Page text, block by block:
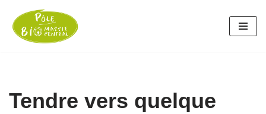
Aller
Tendre vers quelque